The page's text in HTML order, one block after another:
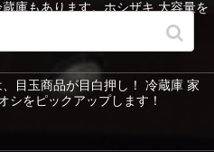
庫もあります。ホシザキ 大容量を
など特価！
目玉商品が目白押し！ 冷蔵庫 家
シをピックアップします！